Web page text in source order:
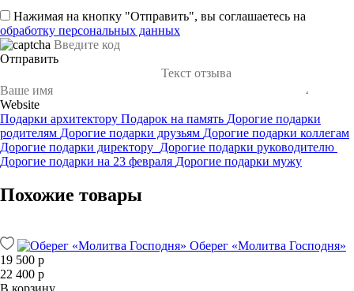
Нажимая на кнопку "Отправить", вы соглашаетесь на
обработку персональных данных
Отправить
Website
Подарки архитектору Подарок на память Дорогие подарки
родителям Дорогие подарки друзьям Дорогие подарки коллегам
Дорогие подарки директору Дорогие подарки руководителю
Дорогие подарки на 23 февраля Дорогие подарки мужу
Похожие товары
Оберег «Молитва Господня»
19 500 р
22 400 р
В корзину